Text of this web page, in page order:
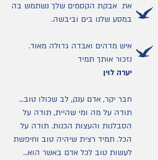
את אבקת הקסמים שלך נשתמש בה
במסע שלנו בים וביבשה.
איש מדהים ואבדה גדולה מאוד.
נזכור אותך תמיד
יערה לוין
חבר יקר, אדם ענק, לב שכולו טוב...
תודה על מה ומי שהיית, תודה על
הסבלנות והעצות הכנות. תודה על
הכל. תמיד רצית שיהיה טוב וחיפשת
לעשות טוב לכל אדם באשר הוא...